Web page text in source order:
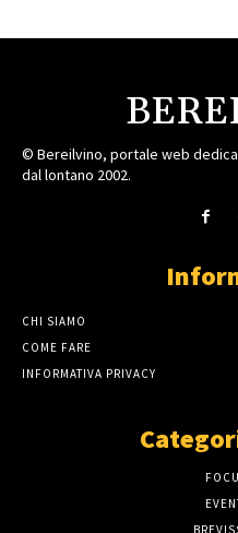
© Bereilvino, portale web
dal lontano 2002.
CHI SIAMO
COME FARE
INFORMATIVA PRIVACY